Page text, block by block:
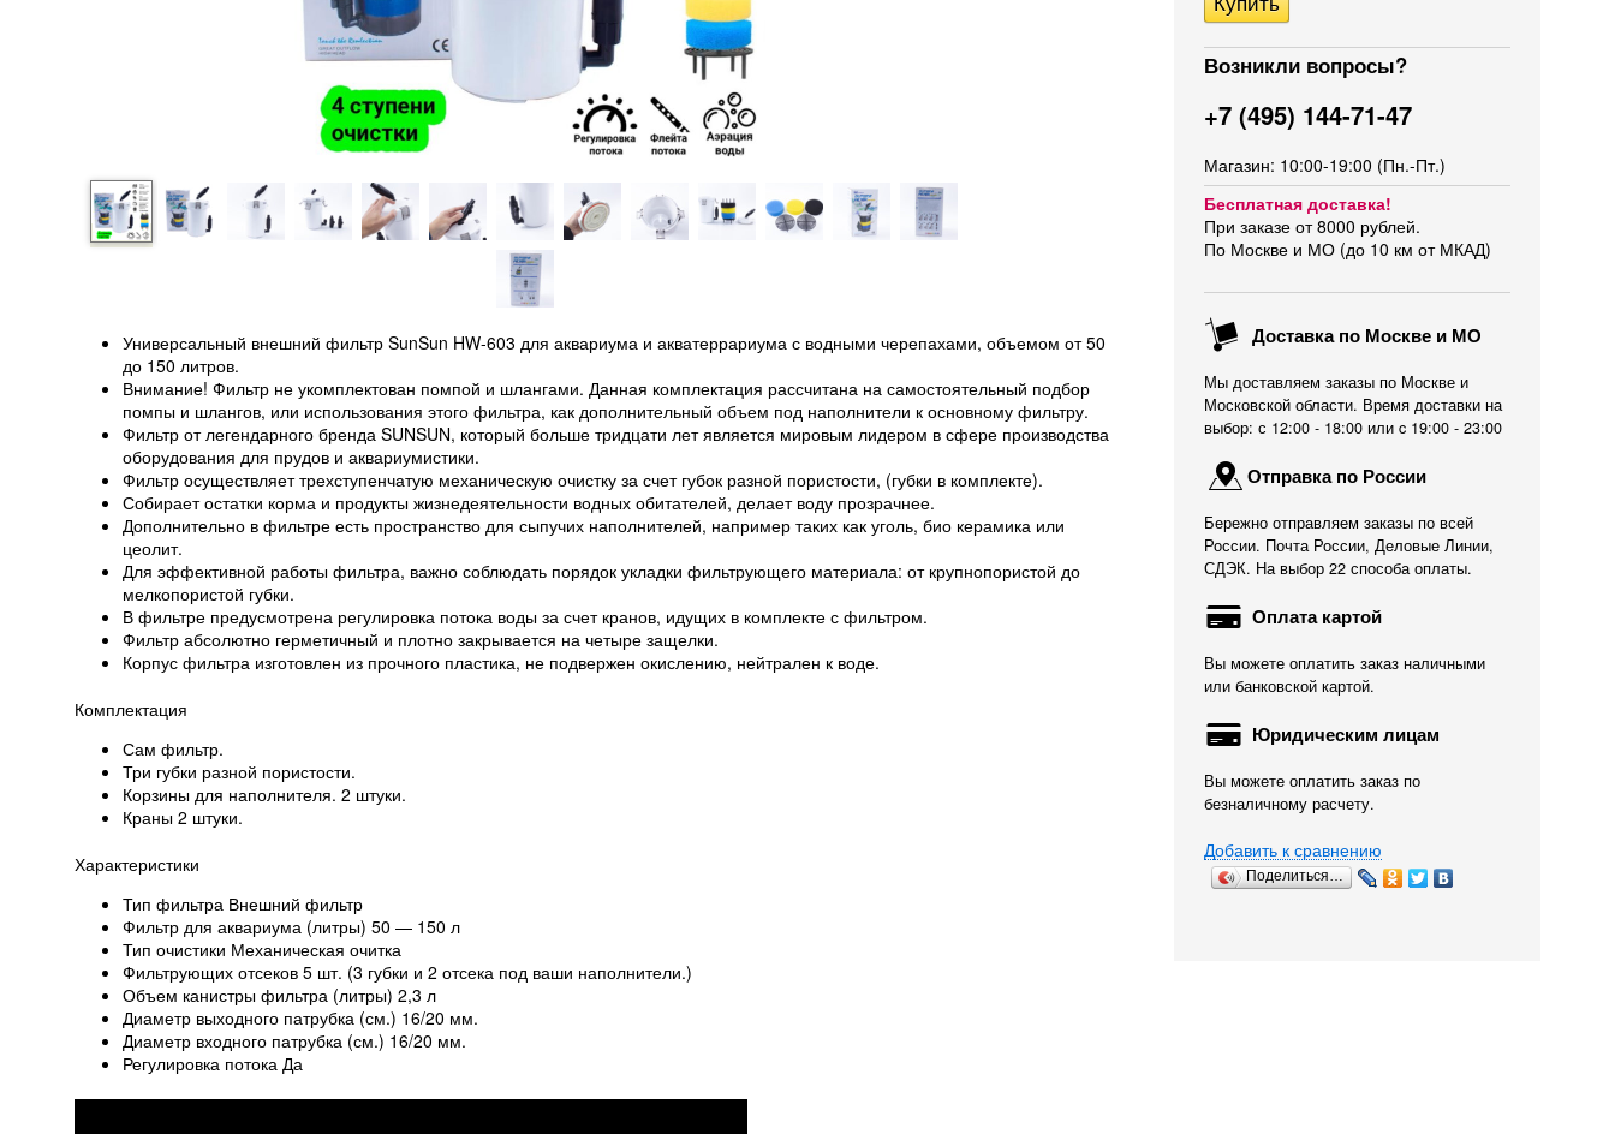
Возникли вопросы?
+7 (495) 144-71-47
Магазин: 10:00-19:00 (Пн.-Пт.)
Бесплатная доставка!
При заказе от 8000 рублей.
По Москве и МО (до 10 км от МКАД)
Доставка по Москве и МО
Мы доставляем заказы по Москве и
Московской области. Время доставки на
выбор: с 12:00 - 18:00 или c 19:00 - 23:00
Отправка по России
Бережно отправляем заказы по всей
России. Почта России, Деловые Линии,
СДЭК. На выбор 22 способа оплаты.
Оплата картой
Вы можете оплатить заказ наличными
или банковской картой.
Юридическим лицам
Вы можете оплатить заказ по
безналичному расчету.
Добавить к сравнению
Поделиться…
Универсальный внешний фильтр SunSun HW-603 для аквариума и акватеррариума с водными черепахами, объемом от 50
до 150 литров.
Внимание! Фильтр не укомплектован помпой и шлангами. Данная комплектация рассчитана на самостоятельный подбор
помпы и шлангов, или использования этого фильтра, как дополнительный объем под наполнители к основному фильтру.
Фильтр от легендарного бренда SUNSUN, который больше тридцати лет является мировым лидером в сфере производства
оборудования для прудов и аквариумистики.
Фильтр осуществляет трехступенчатую механическую очистку за счет губок разной пористости, (губки в комплекте).
Собирает остатки корма и продукты жизнедеятельности водных обитателей, делает воду прозрачнее.
Дополнительно в фильтре есть пространство для сыпучих наполнителей, например таких как уголь, био керамика или
цеолит.
Для эффективной работы фильтра, важно соблюдать порядок укладки фильтрующего материала: от крупнопористой до
мелкопористой губки.
В фильтре предусмотрена регулировка потока воды за счет кранов, идущих в комплекте с фильтром.
Фильтр абсолютно герметичный и плотно закрывается на четыре защелки.
Корпус фильтра изготовлен из прочного пластика, не подвержен окислению, нейтрален к воде.
Комплектация
Сам фильтр.
Три губки разной пористости.
Корзины для наполнителя. 2 штуки.
Краны 2 штуки.
Характеристики
Тип фильтра Внешний фильтр
Фильтр для аквариума (литры) 50 — 150 л
Тип очистики Механическая очитка
Фильтрующих отсеков 5 шт. (3 губки и 2 отсека под ваши наполнители.)
Объем канистры фильтра (литры) 2,3 л
Диаметр выходного патрубка (см.) 16/20 мм.
Диаметр входного патрубка (см.) 16/20 мм.
Регулировка потока Да